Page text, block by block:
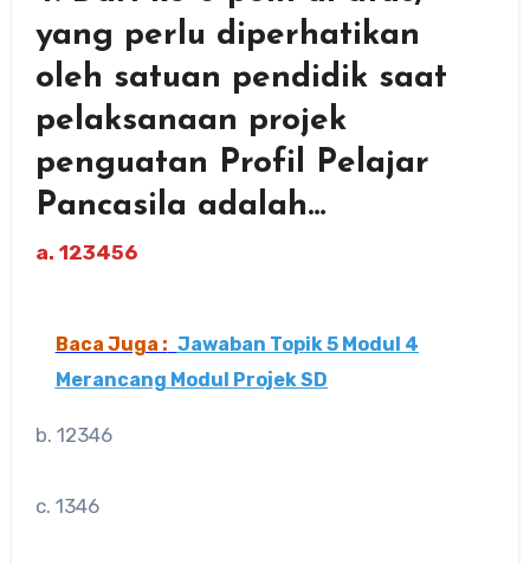
yang perlu diperhatikan
oleh satuan pendidik saat
pelaksanaan projek
penguatan Profil Pelajar
Pancasila adalah…
a. 123456
Baca Juga : Jawaban Topik 5 Modul 4
Merancang Modul Projek SD
b. 12346
c. 1346